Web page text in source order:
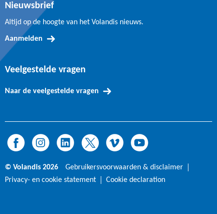
Nieuwsbrief
Altijd op de hoogte van het Volandis nieuws.
Aanmelden
Veelgestelde vragen
Naar de veelgestelde vragen
© Volandis 2026
Gebruikersvoorwaarden & disclaimer
Privacy- en cookie statement
Cookie declaration